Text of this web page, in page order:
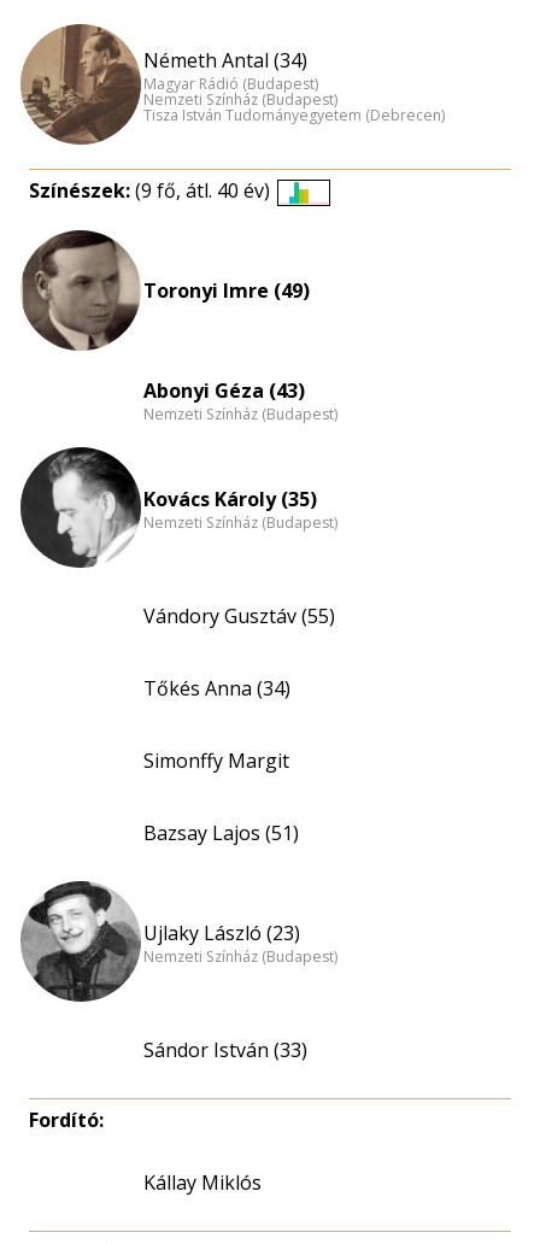
Németh Antal (34)
Magyar Rádió (Budapest)
Nemzeti Színház (Budapest)
Tisza István Tudományegyetem (Debrecen)
Színészek:(9 fő, átl. 40 év)
Toronyi Imre (49)
Abonyi Géza (43)
Nemzeti Színház (Budapest)
Kovács Károly (35)
Nemzeti Színház (Budapest)
Vándory Gusztáv (55)
Tőkés Anna (34)
Simonffy Margit
Bazsay Lajos (51)
Ujlaky László (23)
Nemzeti Színház (Budapest)
Sándor István (33)
Fordító:
Kállay Miklós